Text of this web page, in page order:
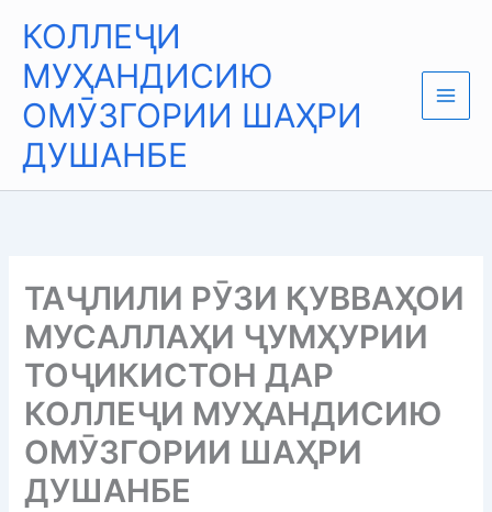
content
КОЛЛЕҶИ
МУҲАНДИСИЮ
ОМӮЗГОРИИ ШАҲРИ
ДУШАНБЕ
ТАҶЛИЛИ РӮЗИ ҚУВВАҲОИ
МУСАЛЛАҲИ ҶУМҲУРИИ
ТОҶИКИСТОН ДАР
КОЛЛЕҶИ МУҲАНДИСИЮ
ОМӮЗГОРИИ ШАҲРИ
ДУШАНБЕ